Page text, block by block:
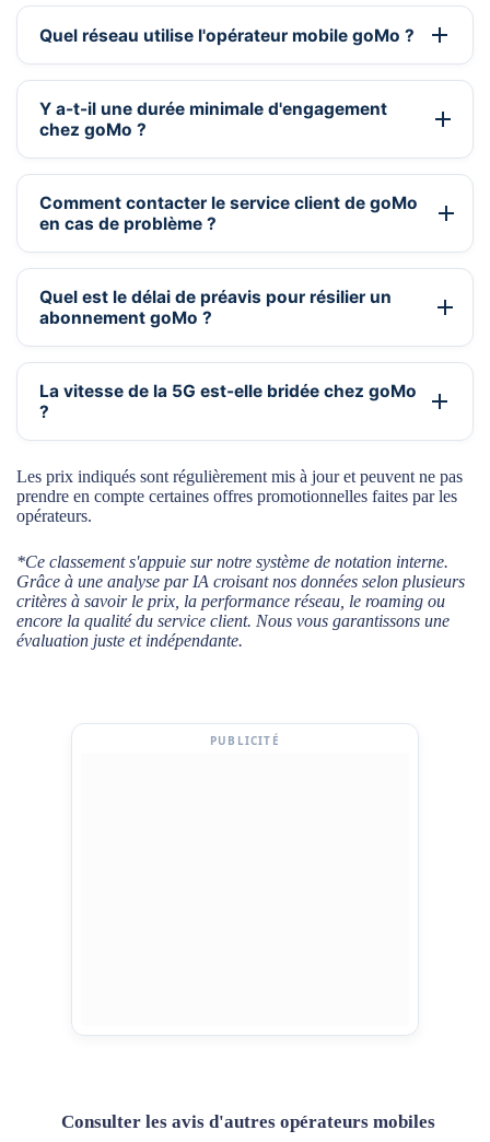
Quel réseau utilise l'opérateur mobile goMo ?
Y a-t-il une durée minimale d'engagement
chez goMo ?
Comment contacter le service client de goMo
en cas de problème ?
Quel est le délai de préavis pour résilier un
abonnement goMo ?
La vitesse de la 5G est-elle bridée chez goMo
?
Les prix indiqués sont régulièrement mis à jour et peuvent ne pas
prendre en compte certaines offres promotionnelles faites par les
opérateurs.
*Ce classement s'appuie sur notre système de notation interne.
Grâce à une analyse par IA croisant nos données selon plusieurs
critères à savoir le prix, la performance réseau, le roaming ou
encore la qualité du service client. Nous vous garantissons une
évaluation juste et indépendante.
PUBLICITÉ
Consulter les avis d'autres opérateurs mobiles